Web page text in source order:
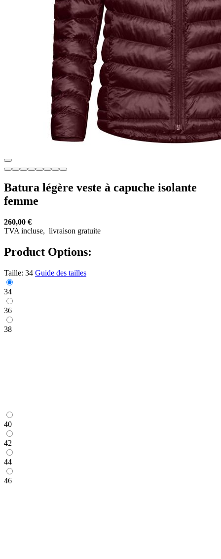
Batura légère veste à capuche isolante
femme
260,00 €
TVA incluse, livraison gratuite
Product Options:
Taille: 34 Guide des tailles
34
36
38
40
42
44
46